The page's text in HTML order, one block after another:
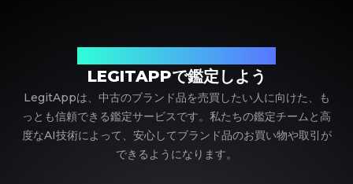
LEGITAPPで鑑定しよう
LegitAppは、中古のブランド品を売買したい人に向けた、も
っとも信頼できる鑑定サービスです。私たちの鑑定チームと高
度なAI技術によって、安心してブランド品のお買い物や取引が
できるようになります。